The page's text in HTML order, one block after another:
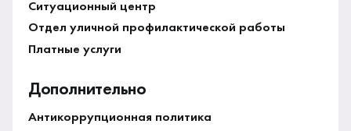
Ситуационный центр
Отдел уличной профилактической работы
Платные услуги
Дополнительно
Антикоррупционная политика